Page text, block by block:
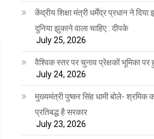
केंद्रीय शिक्षा मंत्री धर्मेंद्र प्रधान ने
दुनिया झुकाने वाला चाहिए : दीपके
July 25, 2026
वैश्विक स्तर पर चुनाव प्रेक्षकों भूमिका
July 24, 2026
मुख्यमंत्री पुष्कर सिंह धामी बोले- श्रमिक
प्रतिबद्ध है सरकार
July 23, 2026